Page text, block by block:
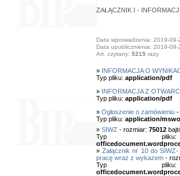
ZAŁĄCZNIK I -
Data wprowadzenia: 2019-09-
Data upublicznienia: 2019-09-
Art. czytany: 5215razy
» INFORMACJA O
Typ pliku: application/pdf
» INFORMACJA Z
Typ pliku: application/pdf
» Ogłoszenie o zamówieniu -
Typ pliku: application/
» SIWZ - rozmiar: 75012
Typ
» Załącznik nr 10 do
pracę wraz z wykazem -
Typ